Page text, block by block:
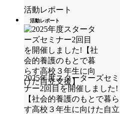
活動レポート
活動レポート
2025年度スターターズセミ
ナー2回目を開催しました!
【社会的養護のもとで暮ら
す高校３年生に向けた自立